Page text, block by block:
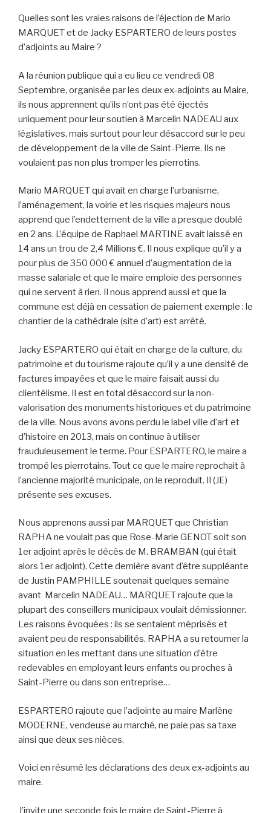
Quelles sont les vraies raisons de l’éjection de Mario
MARQUET et de Jacky ESPARTERO de leurs postes
d’adjoints au Maire ?
A la réunion publique qui a eu lieu ce vendredi 08
Septembre, organisée par les deux ex-adjoints au Maire,
ils nous apprennent qu’ils n’ont pas été éjectés
uniquement pour leur soutien à Marcelin NADEAU aux
législatives, mais surtout pour leur désaccord sur le peu
de développement de la ville de Saint-Pierre. Ils ne
voulaient pas non plus tromper les pierrotins.
Mario MARQUET qui avait en charge l’urbanisme,
l’aménagement, la voirie et les risques majeurs nous
apprend que l’endettement de la ville a presque doublé
en 2 ans. L’équipe de Raphael MARTINE avait laissé en
14 ans un trou de 2,4 Millions €. Il nous explique qu’il y a
pour plus de 350 000 € annuel d’augmentation de la
masse salariale et que le maire emploie des personnes
qui ne servent à rien. Il nous apprend aussi et que la
commune est déjà en cessation de paiement exemple : le
chantier de la cathédrale (site d’art) est arrêté.
Jacky ESPARTERO qui était en charge de la culture, du
patrimoine et du tourisme rajoute qu’il y a une densité de
factures impayées et que le maire faisait aussi du
clientélisme. Il est en total désaccord sur la non-
valorisation des monuments historiques et du patrimoine
de la ville. Nous avons avons perdu le label ville d’art et
d’histoire en 2013, mais on continue à utiliser
frauduleusement le terme. Pour ESPARTERO, le maire a
trompé les pierrotains. Tout ce que le maire reprochait à
l’ancienne majorité municipale, on le reproduit. Il (JE)
présente ses excuses.
Nous apprenons aussi par MARQUET que Christian
RAPHA ne voulait pas que Rose-Marie GENOT soit son
1er adjoint après le décès de M. BRAMBAN (qui était
alors 1er adjoint). Cette dernière avant d’être suppléante
de Justin PAMPHILLE soutenait quelques semaine
avant Marcelin NADEAU… MARQUET rajoute que la
plupart des conseillers municipaux voulait démissionner.
Les raisons évoquées : ils se sentaient méprisés et
avaient peu de responsabilités. RAPHA a su retourner la
situation en les mettant dans une situation d’être
redevables en employant leurs enfants ou proches à
Saint-Pierre ou dans son entreprise…
ESPARTERO rajoute que l’adjointe au maire Marlène
MODERNE, vendeuse au marché, ne paie pas sa taxe
ainsi que deux ses nièces.
Voici en résumé les déclarations des deux ex-adjoints au
maire.
J’invite une seconde fois le maire de Saint-Pierre à